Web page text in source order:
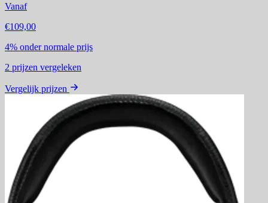
Vanaf
€109,00
4% onder normale prijs
2 prijzen vergeleken
Vergelijk prijzen